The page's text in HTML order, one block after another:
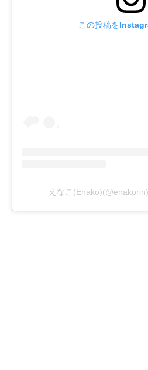
この投稿を
えなこ